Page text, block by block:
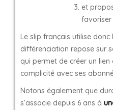
et
favoriser
Le slip français utilise donc
différenciation repose sur
qui permet de créer un
complicité avec ses
Notons également que
s’associe depuis 6 ans à